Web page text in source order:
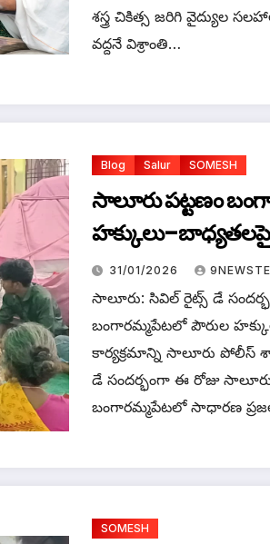
శస్త్ర చికిత్స జరిగి వైద్యుల
వద్దనే విశ్రాంతి…
Blog Salur SOMESH
సాలూరు పట్టణం
కార్యక్రమం
31/01/2026
సాలూరు: సివిల్ రైట్స్ డే
బంగారమ్మపేటలో పౌరుల
కార్యక్రమాన్ని సాలూరు పోలీస్
డే సందర్భంగా ఈ రోజు
బంగారమ్మపేటలో సాధారణ
SOMESH